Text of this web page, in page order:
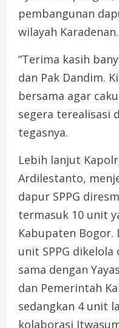
pembangunan
wilayah Karadenan.
“Terima kasih
dan Pak Dandim.
bersama agar
segera terealisasi
tegasnya.
Lebih lanjut
Ardilestanto,
dapur SPPG
termasuk 10 unit
Kabupaten
unit SPPG
sama dengan
dan Pemerintah
sedangkan 4 unit
kolaborasi